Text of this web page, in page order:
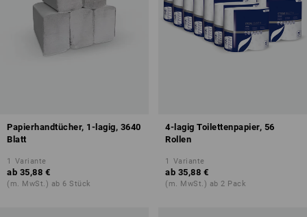
Papierhandtücher, 1-lagig, 3640
Blatt
1 Variante
ab 35,88 €
(m. MwSt.) ab 6 Stück
4-lagig Toilettenpapier, 56
Rollen
1 Variante
ab 35,88 €
(m. MwSt.) ab 2 Pack